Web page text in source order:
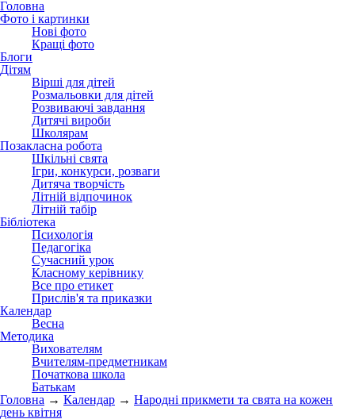
Головна
Фото і картинки
Нові фото
Кращі фото
Блоги
Дітям
Вірші для дітей
Розмальовки для дітей
Розвиваючі завдання
Дитячі вироби
Школярам
Позакласна робота
Шкільні свята
Ігри, конкурси, розваги
Дитяча творчість
Літній відпочинок
Літній табір
Бібліотека
Психологія
Педагогіка
Сучасний урок
Класному керівнику
Все про етикет
Прислів'я та приказки
Календар
Весна
Методика
Вихователям
Вчителям-предметникам
Початкова школа
Батькам
Головна → Календар → Народні прикмети та свята на кожен
день квітня